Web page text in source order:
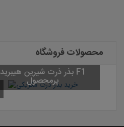
محصولات فروشگاه
بذر ذرت شیرین هیبرید F1
پرمحصول